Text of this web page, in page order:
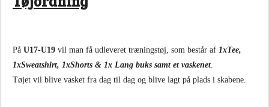
På U17-U19 vil man få udleveret træningstøj, som består af 1xTee,
1xSweatshirt, 1xShorts & 1x Lang buks samt et vaskenet.
Tøjet vil blive vasket fra dag til dag og blive lagt på plads i skabene.